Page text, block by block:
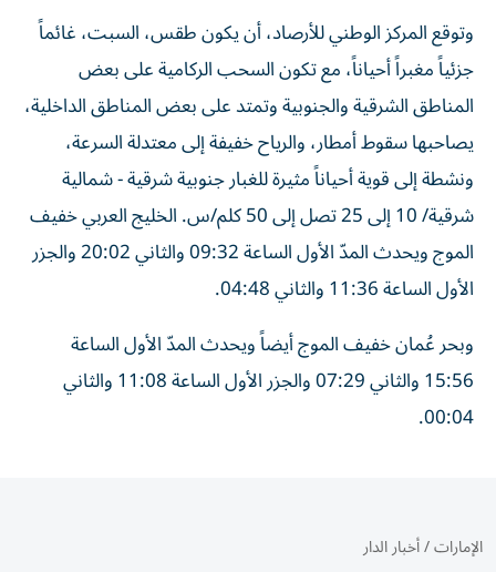
وتوقع المركز الوطني للأرصاد، أن يكون طقس، السبت، غائماً
جزئياً مغبراً أحياناً، مع تكون السحب الركامية على بعض
المناطق الشرقية والجنوبية وتمتد على بعض المناطق الداخلية،
يصاحبها سقوط أمطار، والرياح خفيفة إلى معتدلة السرعة،
ونشطة إلى قوية أحياناً مثيرة للغبار جنوبية شرقية - شمالية
شرقية/ 10 إلى 25 تصل إلى 50 كلم/س. الخليج العربي خفيف
الموج ويحدث المدّ الأول الساعة 09:32 والثاني 20:02 والجزر
الأول الساعة 11:36 والثاني 04:48.
وبحر عُمان خفيف الموج أيضاً ويحدث المدّ الأول الساعة
15:56 والثاني 07:29 والجزر الأول الساعة 11:08 والثاني
00:04.
الإمارات/أخبار الدار